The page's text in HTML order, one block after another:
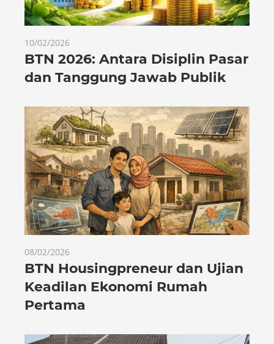
10/02/2026
BTN 2026: Antara Disiplin Pasar
dan Tanggung Jawab Publik
08/02/2026
BTN Housingpreneur dan Ujian
Keadilan Ekonomi Rumah
Pertama